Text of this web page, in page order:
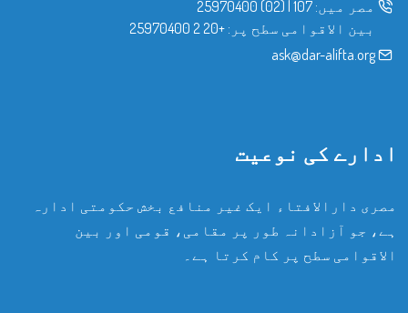
مصر میں: 107
|
(02) 25970400
بین الاقوامی سطح پر: +20 2 25970400
ask@dar-alifta.org
ادارے کی نوعیت
مصری دارالافتاء ایک غیر منافع بخش حکومتی ادارہ
ہے، جو آزادانہ طور پر مقامی، قومی اور بین
الاقوامی سطح پر کام کرتا ہے۔